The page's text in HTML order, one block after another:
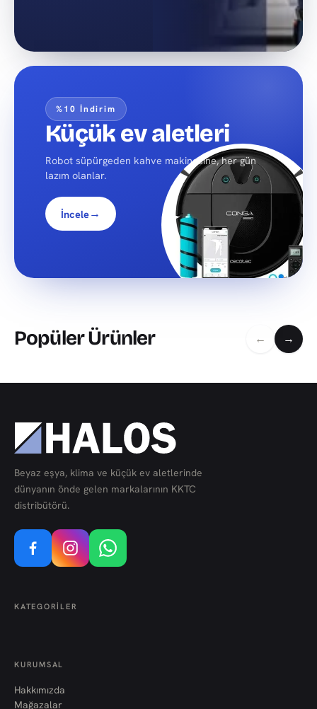
%10 İndirim
Küçük ev aletleri
Robot süpürgeden kahve makinesine, her gün
lazım olanlar.
İncele→
Popüler Ürünler ← →
Beyaz eşya, klima ve küçük ev aletlerinde
dünyanın önde gelen markalarının KKTC
distribütörü.
KATEGORILER
KURUMSAL
Hakkımızda
Mağazalar